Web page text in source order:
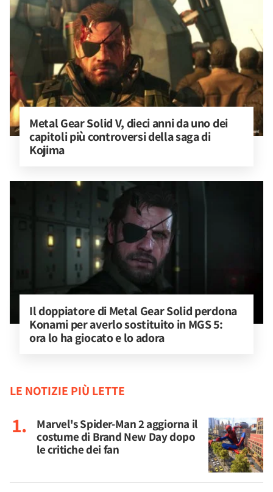
Metal Gear Solid V, dieci anni da uno dei
capitoli più controversi della saga di
Kojima
Il doppiatore di Metal Gear Solid perdona
Konami per averlo sostituito in MGS 5:
ora lo ha giocato e lo adora
LE NOTIZIE PIÙ LETTE
Marvel's Spider-Man 2 aggiorna il
costume di Brand New Day dopo
le critiche dei fan